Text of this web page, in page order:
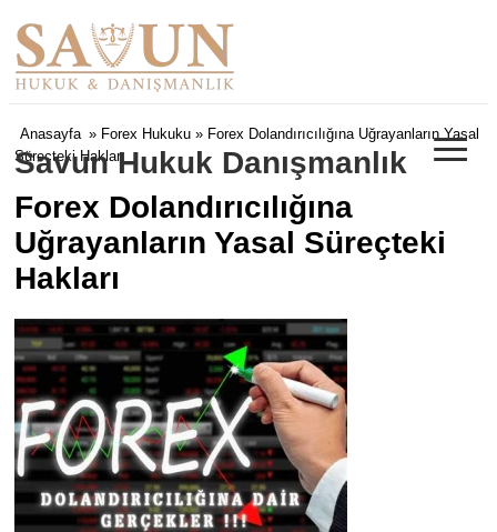
Savun Hukuk Danışmanlık ≡
Anasayfa » Forex Hukuku » Forex Dolandırıcılığına Uğrayanların Yasal
Süreçteki Hakları
Forex Dolandırıcılığına
Uğrayanların Yasal Süreçteki
Hakları